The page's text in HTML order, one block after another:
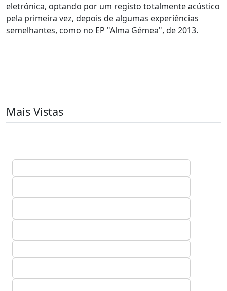
eletrónica, optando por um registo totalmente acústico
pela primeira vez, depois de algumas experiências
semelhantes, como no EP "Alma Gémea", de 2013.
Mais Vistas